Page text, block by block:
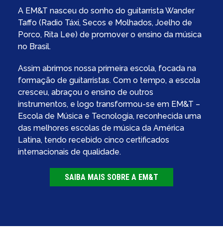
A EM&T nasceu do sonho do guitarrista Wander
Taffo (Radio Táxi, Secos e Molhados, Joelho de
Porco, Rita Lee) de promover o ensino da música
no Brasil.
Assim abrimos nossa primeira escola, focada na
formação de guitarristas. Com o tempo, a escola
cresceu, abraçou o ensino de outros
instrumentos, e logo transformou-se em EM&T –
Escola de Música e Tecnologia, reconhecida uma
das melhores escolas de música da América
Latina, tendo recebido cinco certificados
internacionais de qualidade.
SAIBA MAIS SOBRE A EM&T